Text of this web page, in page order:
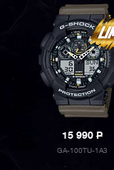
15 990P
GA-100TU-1A3